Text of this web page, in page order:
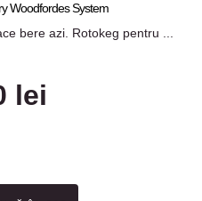
Woodfordes System
bere azi. Rotokeg pentru ...
lei